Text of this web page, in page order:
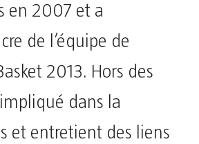
en 2007 et a
de l’équipe de
2013. Hors des
dans la
et entretient des liens